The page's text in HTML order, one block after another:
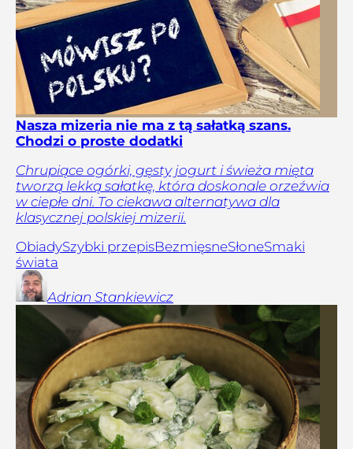
Nasza mizeria nie ma z tą sałatką szans.
Chodzi o proste dodatki
Chrupiące ogórki, gęsty jogurt i świeża mięta
tworzą lekką sałatkę, która doskonale orzeźwia
w ciepłe dni. To ciekawa alternatywa dla
klasycznej polskiej mizerii.
ObiadySzybki przepisBezmięsneSłoneSmaki
świata
Adrian Stankiewicz